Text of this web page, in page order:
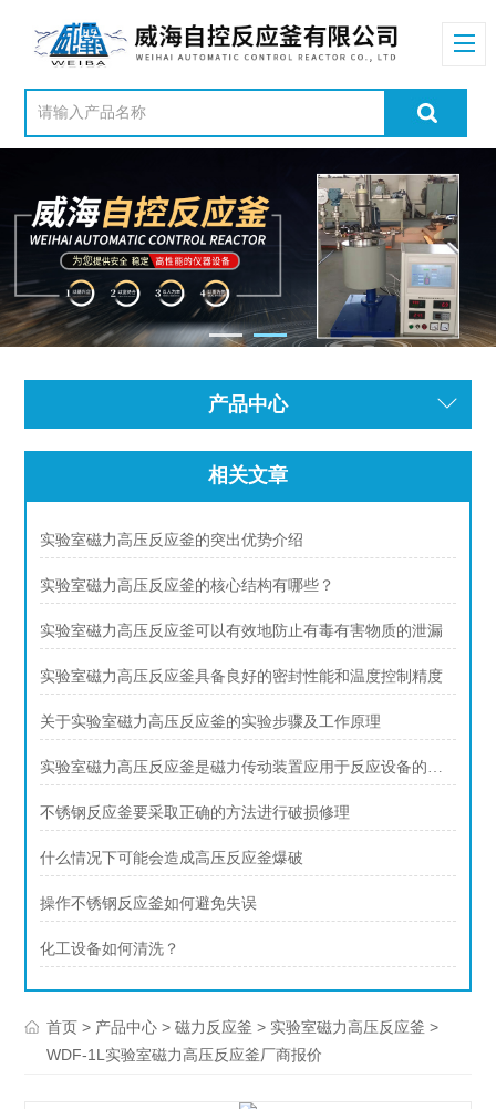
产品中心
相关文章
实验室磁力高压反应釜的突出优势介绍
实验室磁力高压反应釜的核心结构有哪些？
实验室磁力高压反应釜可以有效地防止有毒有害物质的泄漏
实验室磁力高压反应釜具备良好的密封性能和温度控制精度
关于实验室磁力高压反应釜的实验步骤及工作原理
实验室磁力高压反应釜是磁力传动装置应用于反应设备的典型创新
不锈钢反应釜要采取正确的方法进行破损修理
什么情况下可能会造成高压反应釜爆破
操作不锈钢反应釜如何避免失误
化工设备如何清洗？
首页 > 产品中心 >磁力反应釜 > 实验室磁力高压反应釜 >
WDF-1L实验室磁力高压反应釜厂商报价